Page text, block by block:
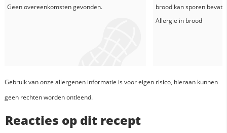
Geen overeenkomsten gevonden. broodkan sporen
Allergie in brood
Gebruik van onze allergenen informatie is voor eigen risico, hieraan kunnen
geen rechten worden ontleend.
Reacties op dit recept